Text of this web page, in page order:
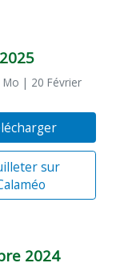
Mo | 20 Février
sur
2024